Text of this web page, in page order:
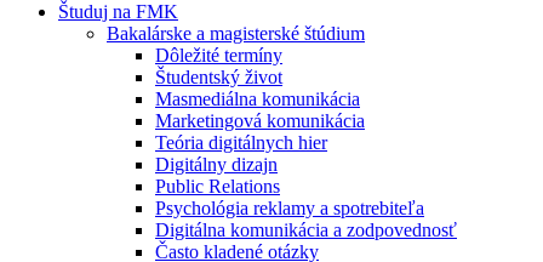
Študuj na FMK
Bakalárske a magisterské štúdium
Dôležité termíny
Študentský život
Masmediálna komunikácia
Marketingová komunikácia
Teória digitálnych hier
Digitálny dizajn
Public Relations
Psychológia reklamy a spotrebiteľa
Digitálna komunikácia a zodpovednosť
Často kladené otázky